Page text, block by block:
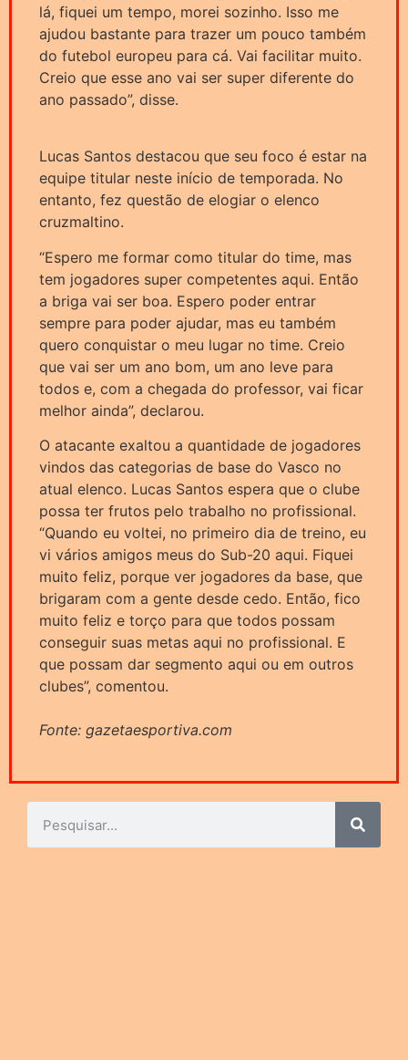
lá, fiquei um tempo, morei sozinho. Isso me
ajudou bastante para trazer um pouco também
do futebol europeu para cá. Vai facilitar muito.
Creio que esse ano vai ser super diferente do
ano passado”, disse.
Lucas Santos destacou que seu foco é estar na
equipe titular neste início de temporada. No
entanto, fez questão de elogiar o elenco
cruzmaltino.
“Espero me formar como titular do time, mas
tem jogadores super competentes aqui. Então
a briga vai ser boa. Espero poder entrar
sempre para poder ajudar, mas eu também
quero conquistar o meu lugar no time. Creio
que vai ser um ano bom, um ano leve para
todos e, com a chegada do professor, vai ficar
melhor ainda”, declarou.
O atacante exaltou a quantidade de jogadores
vindos das categorias de base do Vasco no
atual elenco. Lucas Santos espera que o clube
possa ter frutos pelo trabalho no profissional.
“Quando eu voltei, no primeiro dia de treino, eu
vi vários amigos meus do Sub-20 aqui. Fiquei
muito feliz, porque ver jogadores da base, que
brigaram com a gente desde cedo. Então, fico
muito feliz e torço para que todos possam
conseguir suas metas aqui no profissional. E
que possam dar segmento aqui ou em outros
clubes”, comentou.
Fonte: gazetaesportiva.com